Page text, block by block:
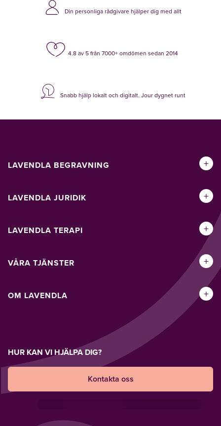
Din personliga rådgivare hjälper dig med allt
4.8 av 5 från 7000+ omdömen sedan 2014
Snabb hjälp lokalt och digitalt. Jour dygnet runt
LAVENDLA BEGRAVNING +
LAVENDLA JURIDIK +
LAVENDLA TERAPI +
VÅRA TJÄNSTER +
OM LAVENDLA +
HUR KAN VI HJÄLPA DIG?
Kontakta oss